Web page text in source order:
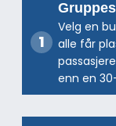
Velg en
alle får
enn en